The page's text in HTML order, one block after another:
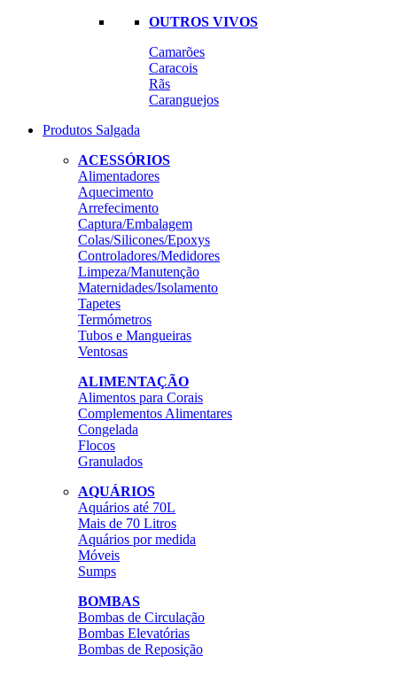
OUTROS VIVOS
Camarões
Caracois
Rãs
Caranguejos
Produtos Salgada
ACESSÓRIOS
Alimentadores
Aquecimento
Arrefecimento
Captura/Embalagem
Colas/Silicones/Epoxys
Controladores/Medidores
Limpeza/Manutenção
Maternidades/Isolamento
Tapetes
Termómetros
Tubos e Mangueiras
Ventosas
ALIMENTAÇÃO
Alimentos para Corais
Complementos Alimentares
Congelada
Flocos
Granulados
AQUÁRIOS
Aquários até 70L
Mais de 70 Litros
Aquários por medida
Móveis
Sumps
BOMBAS
Bombas de Circulação
Bombas Elevatórias
Bombas de Reposição